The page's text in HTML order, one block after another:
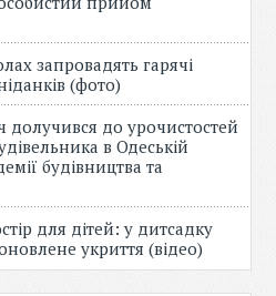
запровадять гарячі
(фото)
долучився до урочистостей
в Одеській
будівництва та
для дітей: у дитсадку
укриття (відео)